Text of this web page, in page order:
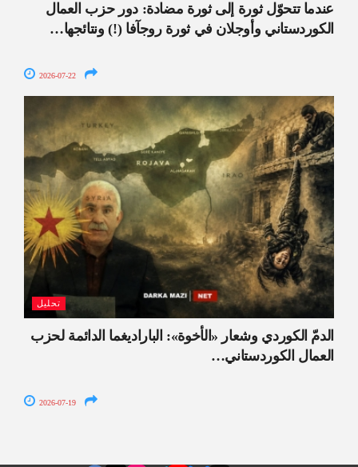
عندما تتحوّل ثورة إلى ثورة مضادة: دور حزب العمال
الكوردستاني وأوجلان في ثورة روجآفا (!) ونتائجها…
2026-07-22
تحليل
الدمّ الكوردي وشعار «الأخوة»: الباراديغما الدائمة لحزب
العمال الكوردستاني…
2026-07-19